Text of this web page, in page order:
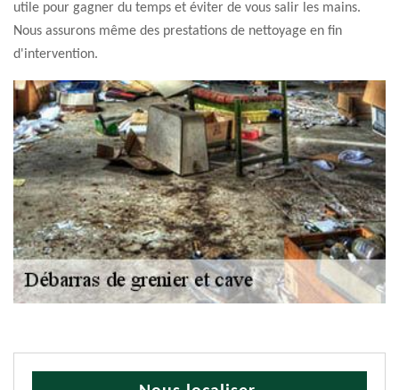
utile pour gagner du temps et éviter de vous salir les mains.
Nous assurons même des prestations de nettoyage en fin
d'intervention.